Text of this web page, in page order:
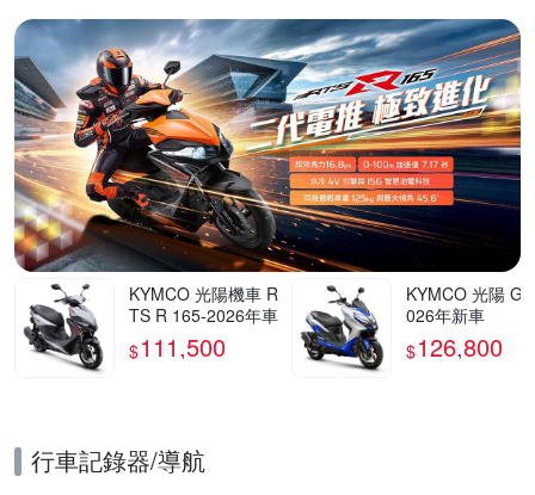
KYMCO 光陽機車 R
TS R 165-2026年車
$111,500
KYMCO 光陽
026年新車
$126,800
行車記錄器/導航